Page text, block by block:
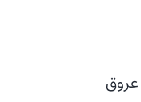
عروق